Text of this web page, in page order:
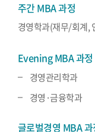
주간 MBA 과정
경영학과(재무/회계,
Evening MBA 과정
경영관리학과
경영·금융학과
글로벌경영 MBA 과